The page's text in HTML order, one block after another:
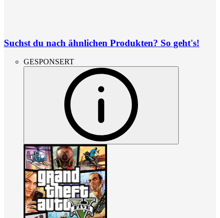
Suchst du nach ähnlichen Produkten? So geht's!
GESPONSERT